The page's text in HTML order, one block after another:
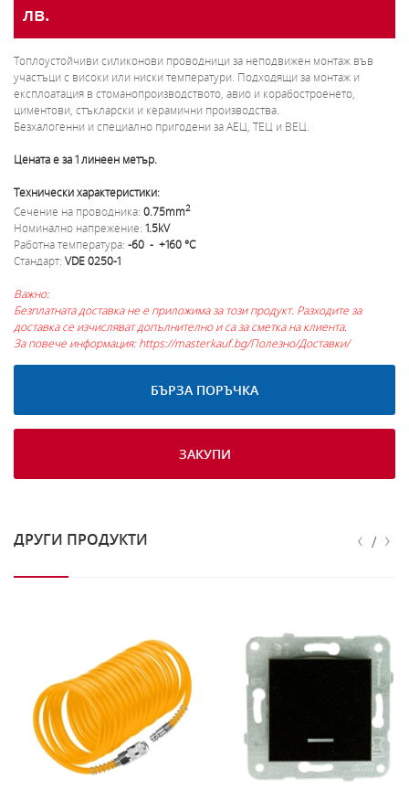
лв.
Топлоустойчиви силиконови проводници за неподвижен монтаж във
участъци с високи или ниски температури. Подходящи за монтаж и
експлоатация в стоманопроизводството, авио и корабостроенето,
циментови, стъкларски и керамични производства.
Безхалогенни и специално пригодени за АЕЦ, ТЕЦ и ВЕЦ.
Цената е за 1 линеен метър.
Технически характеристики:
Сечение на проводника: 0.75mm2
Номинално напрежение: 1.5kV
Работна температура: -60 - +160 °С
Стандарт: VDE 0250-1
Важно:
Безплатната доставка не е приложима за този продукт. Разходите за
доставка се изчисляват допълнително и са за сметка на клиента.
За повече информация: https://masterkauf.bg/Полезно/Доставки/
БЪРЗА ПОРЪЧКА
ЗАКУПИ
ДРУГИ ПРОДУКТИ ‹ / ›